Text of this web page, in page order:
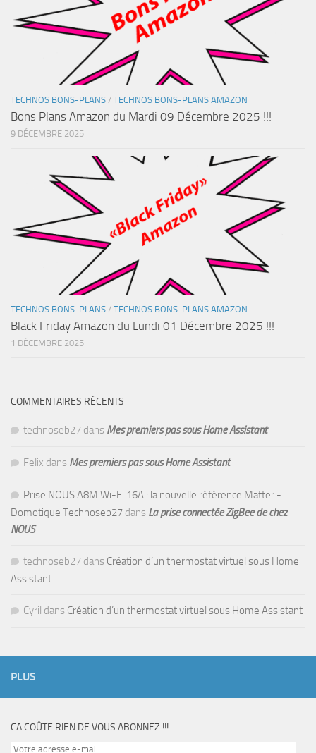
TECHNOS BONS-PLANS / TECHNOS BONS-PLANS AMAZON
Bons Plans Amazon du Mardi 09 Décembre 2025 !!!
9 DÉCEMBRE 2025
TECHNOS BONS-PLANS / TECHNOS BONS-PLANS AMAZON
Black Friday Amazon du Lundi 01 Décembre 2025 !!!
1 DÉCEMBRE 2025
COMMENTAIRES RÉCENTS
technoseb27 dans Mes premiers pas sous Home Assistant
Felix dans Mes premiers pas sous Home Assistant
Prise NOUS A8M Wi-Fi 16A : la nouvelle référence Matter -
Domotique Technoseb27 dans La prise connectée ZigBee de chez
NOUS
technoseb27 dans Création d’un thermostat virtuel sous Home
Assistant
Cyril dans Création d’un thermostat virtuel sous Home Assistant
PLUS
CA COÛTE RIEN DE VOUS ABONNEZ !!!
Votre